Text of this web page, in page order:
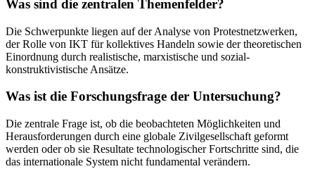
Was sind die zentralen Themenfelder?
Die Schwerpunkte liegen auf der Analyse von Protestnetzwerken,
der Rolle von IKT für kollektives Handeln sowie der theoretischen
Einordnung durch realistische, marxistische und sozial-
konstruktivistische Ansätze.
Was ist die Forschungsfrage der Untersuchung?
Die zentrale Frage ist, ob die beobachteten Möglichkeiten und
Herausforderungen durch eine globale Zivilgesellschaft geformt
werden oder ob sie Resultate technologischer Fortschritte sind, die
das internationale System nicht fundamental verändern.